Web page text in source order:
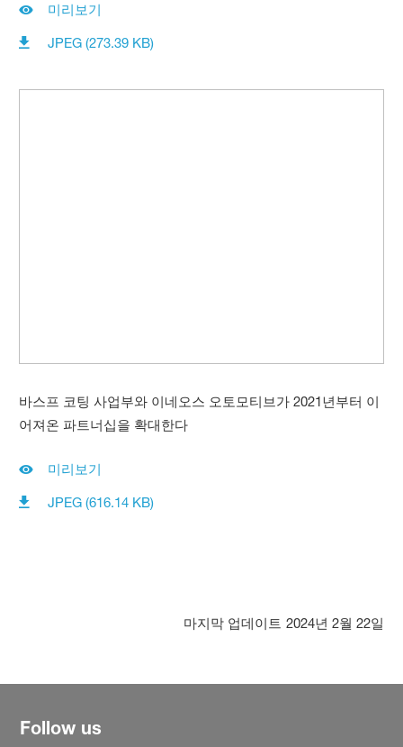
미리보기
JPEG (273.39 KB)
바스프 코팅 사업부와 이네오스 오토모티브가 2021년부터 이
어져온 파트너십을 확대한다
미리보기
JPEG (616.14 KB)
마지막 업데이트 2024년 2월 22일
Follow us